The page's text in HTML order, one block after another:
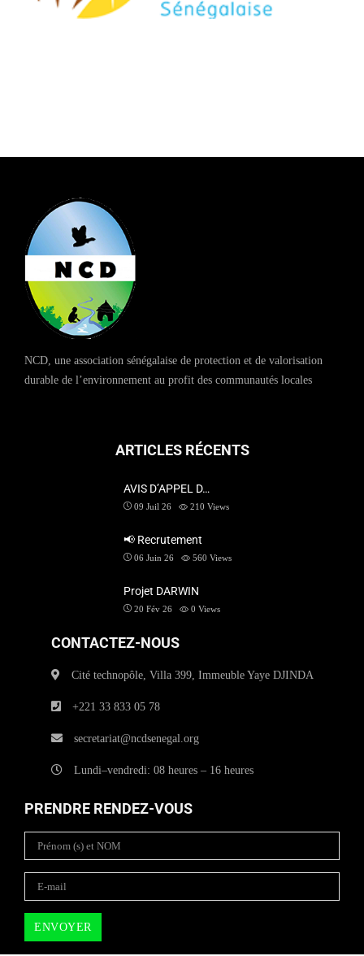
NCD, une association sénégalaise de protection et de valorisation
durable de l’environnement au profit des communautés locales
ARTICLES RÉCENTS
AVIS D’APPEL D…
09 Juil 26 210 Views
📢 Recrutement
06 Juin 26 560 Views
Projet DARWIN
20 Fév 26 0 Views
CONTACTEZ-NOUS
Cité technopôle, Villa 399, Immeuble Yaye DJINDA
+221 33 833 05 78
secretariat@ncdsenegal.org
Lundi–vendredi: 08 heures – 16 heures
PRENDRE RENDEZ-VOUS